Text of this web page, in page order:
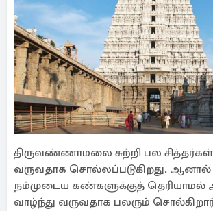
திருவண்ணாமலை சுற்றி பல சித்தர்கள்
வருவதாக சொல்லப்படுகிறது.
நம்முடைய கண்களுக்குத் தெரியாமல்
வாழ்ந்து வருவதாக பலரும்